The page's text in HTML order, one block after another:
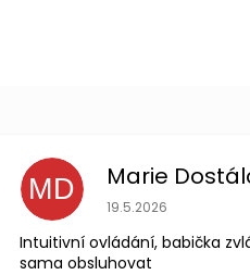
MD Marie
Hodnocení
19.5.2026
Intuitivní ovládání, babička
sama obsluhovat